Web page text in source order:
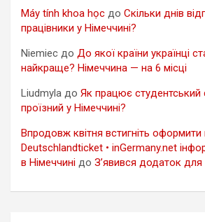
Máy tính khoa học до Скільки днів
працівники у Німеччині?
Niemiec до До якої країни українці
найкраще? Німеччина — на 6 місці
Liudmyla до Як працює студентський
проїзний у Німеччині?
Впродовж квітня встигніть оформити
Deutschlandticket • inGermany.net
в Німеччині до З’явився додаток